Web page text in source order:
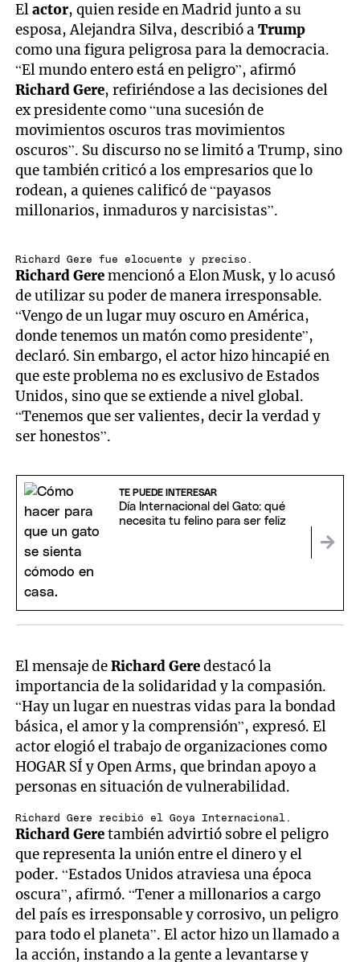
Elactor, quien reside en Madrid junto a su
esposa, Alejandra Silva, describió aTrump
como una figura peligrosa para la democracia.
“El mundo entero está en peligro”, afirmó
Richard Gere, refiriéndose a las decisiones del
ex presidente como “una sucesión de
movimientos oscuros tras movimientos
oscuros”. Su discurso no se limitó a Trump, sino
que también criticó a los empresarios que lo
rodean, a quienes calificó de “payasos
millonarios, inmaduros y narcisistas”.
Richard Gere fue elocuente y preciso.
Richard Geremencionó a Elon Musk, y lo acusó
de utilizar su poder de manera irresponsable.
“Vengo de un lugar muy oscuro en América,
donde tenemos un matón como presidente”,
declaró. Sin embargo, el actor hizo hincapié en
que este problema no es exclusivo de Estados
Unidos, sino que se extiende a nivel global.
“Tenemos que ser valientes, decir la verdad y
ser honestos”.
TE PUEDE INTERESAR
Día Internacional del Gato: qué
necesita tu felino para ser feliz
El mensaje deRichard Geredestacó la
importancia de la solidaridad y la compasión.
“Hay un lugar en nuestras vidas para la bondad
básica, el amor y la comprensión”, expresó. El
actor elogió el trabajo de organizaciones como
HOGAR SÍ y Open Arms, que brindan apoyo a
personas en situación de vulnerabilidad.
Richard Gere recibió el Goya Internacional.
Richard Geretambién advirtió sobre el peligro
que representa la unión entre el dinero y el
poder. “Estados Unidos atraviesa una época
oscura”, afirmó. “Tener a millonarios a cargo
del país es irresponsable y corrosivo, un peligro
para todo el planeta”. El actor hizo un llamado a
la acción, instando a la gente a levantarse y